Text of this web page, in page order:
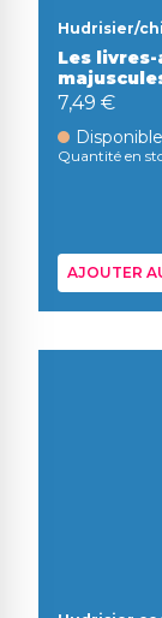
Hudrisier/
Les
7,49 €
Quantité en
AJOUTER